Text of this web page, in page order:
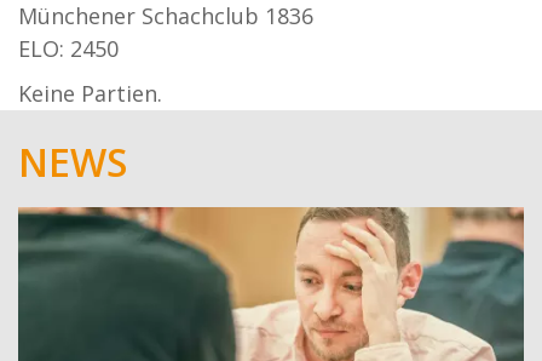
Münchener Schachclub 1836
ELO: 2450
Keine Partien.
NEWS